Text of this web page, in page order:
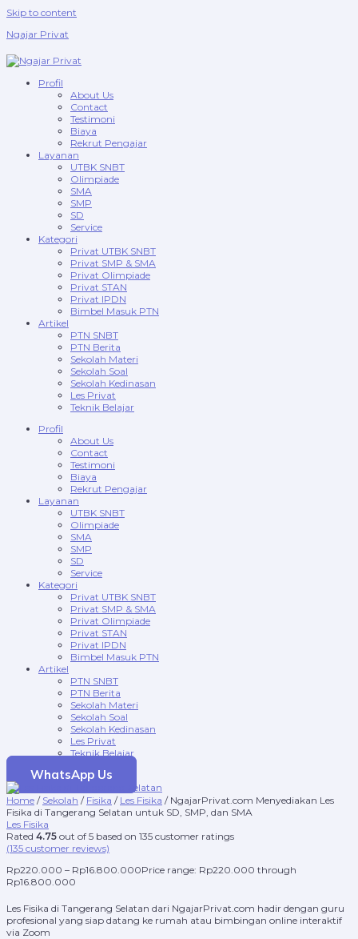
Skip to content
Ngajar Privat
Profil
About Us
Contact
Testimoni
Biaya
Rekrut Pengajar
Layanan
UTBK SNBT
Olimpiade
SMA
SMP
SD
Service
Kategori
Privat UTBK SNBT
Privat SMP & SMA
Privat Olimpiade
Privat STAN
Privat IPDN
Bimbel Masuk PTN
Artikel
PTN SNBT
PTN Berita
Sekolah Materi
Sekolah Soal
Sekolah Kedinasan
Les Privat
Teknik Belajar
Profil
About Us
Contact
Testimoni
Biaya
Rekrut Pengajar
Layanan
UTBK SNBT
Olimpiade
SMA
SMP
SD
Service
Kategori
Privat UTBK SNBT
Privat SMP & SMA
Privat Olimpiade
Privat STAN
Privat IPDN
Bimbel Masuk PTN
Artikel
PTN SNBT
PTN Berita
Sekolah Materi
Sekolah Soal
Sekolah Kedinasan
Les Privat
Teknik Belajar
WhatsApp Us
Home / Sekolah / Fisika / Les Fisika / NgajarPrivat.com Menyediakan Les
Fisika di Tangerang Selatan untuk SD, SMP, dan SMA
Les Fisika
Rated 4.75 out of 5 based on 135 customer ratings
(135 customer reviews)
Rp220.000 – Rp16.800.000Price range: Rp220.000 through
Rp16.800.000
Les Fisika di Tangerang Selatan dari NgajarPrivat.com hadir dengan guru
profesional yang siap datang ke rumah atau bimbingan online interaktif
via Zoom